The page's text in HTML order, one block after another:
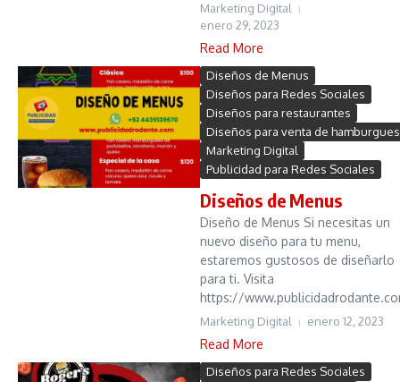
Marketing Digital
enero 29, 2023
Read More
Diseños de Menus
Diseños para Redes Sociales
Diseños para restaurantes
Diseños para venta de
Marketing Digital
Publicidad para Redes Sociales
Diseños de Menus
Diseño de Menus Si necesitas un
nuevo diseño para tu menu,
estaremos gustosos de diseñarlo
para ti. Visita
https://
Marketing Digital enero 12, 2023
Read More
Diseños para Redes Sociales